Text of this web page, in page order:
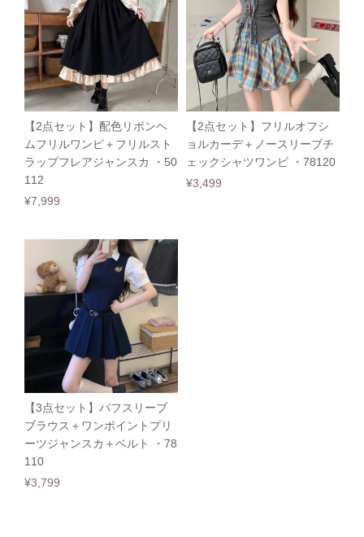
【2点セット】配色リボンヘ
ムフリルワンピ＋フリルスト
ラップフレアジャンスカ ・50
112
¥7,999
【2点セット】フリルオフシ
ョルカーデ＋ノースリーブチ
ェックシャツワンピ ・78120
¥3,499
【3点セット】パフスリーブ
ブラウス＋ワンポイントプリ
ーツジャンスカ＋ベルト ・78
110
¥3,799